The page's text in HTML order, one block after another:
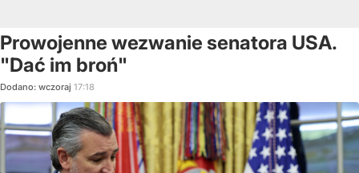
Prowojenne wezwanie senatora USA.
"Dać im broń"
Dodano: wczoraj 17:18